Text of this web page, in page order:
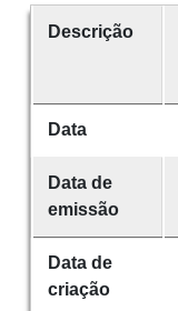
Descrição
Data
Data de
emissão
Data de
criação